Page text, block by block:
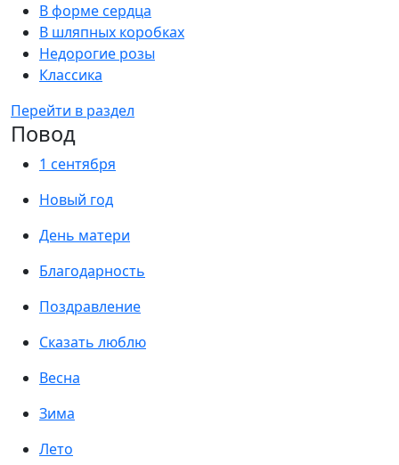
В форме сердца
В шляпных коробках
Недорогие розы
Классика
Перейти в раздел
Повод
1 сентября
Новый год
День матери
Благодарность
Поздравление
Сказать люблю
Весна
Зима
Лето